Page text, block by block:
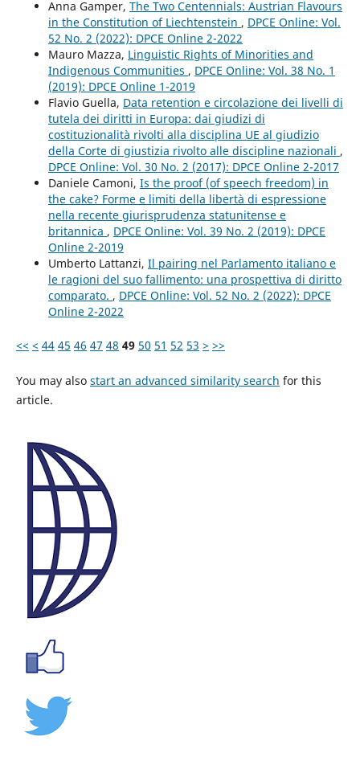
Anna Gamper, The Two Centennials: Austrian Flavours
in the Constitution of Liechtenstein , DPCE Online: Vol.
52 No. 2 (2022): DPCE Online 2-2022
Mauro Mazza, Linguistic Rights of Minorities and
Indigenous Communities , DPCE Online: Vol. 38 No. 1
(2019): DPCE Online 1-2019
Flavio Guella, Data retention e circolazione dei livelli di
tutela dei diritti in Europa: dai giudizi di
costituzionalità rivolti alla disciplina UE al giudizio
della Corte di giustizia rivolto alle discipline nazionali ,
DPCE Online: Vol. 30 No. 2 (2017): DPCE Online 2-2017
Daniele Camoni, Is the proof (of speech freedom) in
the cake? Forme e limiti della libertà di espressione
nella recente giurisprudenza statunitense e
britannica , DPCE Online: Vol. 39 No. 2 (2019): DPCE
Online 2-2019
Umberto Lattanzi, Il pairing nel Parlamento italiano e
le ragioni del suo fallimento: una prospettiva di diritto
comparato. , DPCE Online: Vol. 52 No. 2 (2022): DPCE
Online 2-2022
<< < 44 45 46 47 48 49 50 51 52 53 > >>
You may also start an advanced similarity search for this
article.